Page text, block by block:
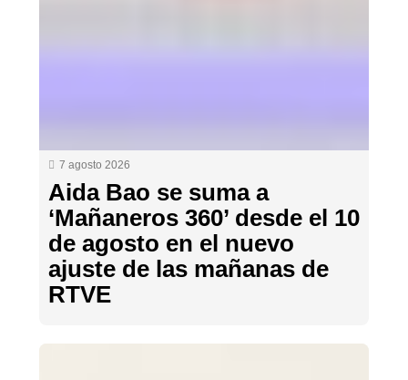
7 agosto 2026
Aida Bao se suma a
‘Mañaneros 360’ desde el 10
de agosto en el nuevo
ajuste de las mañanas de
RTVE